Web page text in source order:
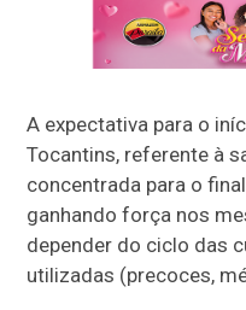
A expectativa para o
Tocantins, referente à
concentrada para o
ganhando força nos
depender do ciclo das
utilizadas (precoces,